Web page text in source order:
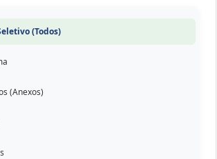
(Todos)
(Anexos)